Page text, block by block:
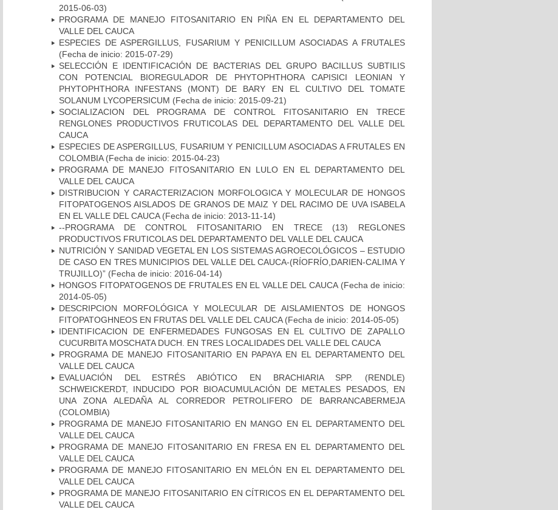
2015-06-03)
PROGRAMA DE MANEJO FITOSANITARIO EN PIÑA EN EL DEPARTAMENTO DEL
VALLE DEL CAUCA
ESPECIES DE ASPERGILLUS, FUSARIUM Y PENICILLUM ASOCIADAS A FRUTALES
(Fecha de inicio: 2015-07-29)
SELECCIÓN E IDENTIFICACIÓN DE BACTERIAS DEL GRUPO BACILLUS SUBTILIS
CON POTENCIAL BIOREGULADOR DE PHYTOPHTHORA CAPISICI LEONIAN Y
PHYTOPHTHORA INFESTANS (MONT) DE BARY EN EL CULTIVO DEL TOMATE
SOLANUM LYCOPERSICUM (Fecha de inicio: 2015-09-21)
SOCIALIZACION DEL PROGRAMA DE CONTROL FITOSANITARIO EN TRECE
RENGLONES PRODUCTIVOS FRUTICOLAS DEL DEPARTAMENTO DEL VALLE DEL
CAUCA
ESPECIES DE ASPERGILLUS, FUSARIUM Y PENICILLUM ASOCIADAS A FRUTALES EN
COLOMBIA(Fecha de inicio: 2015-04-23)
PROGRAMA DE MANEJO FITOSANITARIO EN LULO EN EL DEPARTAMENTO DEL
VALLE DEL CAUCA
DISTRIBUCION Y CARACTERIZACION MORFOLOGICA Y MOLECULAR DE HONGOS
FITOPATOGENOS AISLADOS DE GRANOS DE MAIZ Y DEL RACIMO DE UVA ISABELA
EN EL VALLE DEL CAUCA(Fecha de inicio: 2013-11-14)
--PROGRAMA DE CONTROL FITOSANITARIO EN TRECE (13) REGLONES
PRODUCTIVOS FRUTICOLAS DEL DEPARTAMENTO DEL VALLE DEL CAUCA
NUTRICIÓN Y SANIDAD VEGETAL EN LOS SISTEMAS AGROECOLÓGICOS – ESTUDIO
DE CASO EN TRES MUNICIPIOS DEL VALLE DEL CAUCA-(RÍOFRÍO,DARIEN-CALIMA Y
TRUJILLO)” (Fecha de inicio: 2016-04-14)
HONGOS FITOPATOGENOS DE FRUTALES EN EL VALLE DEL CAUCA(Fecha de inicio:
2014-05-05)
DESCRIPCION MORFOLÓGICA Y MOLECULAR DE AISLAMIENTOS DE HONGOS
FITOPATOGHNEOS EN FRUTAS DEL VALLE DEL CAUCA(Fecha de inicio: 2014-05-05)
IDENTIFICACION DE ENFERMEDADES FUNGOSAS EN EL CULTIVO DE ZAPALLO
CUCURBITA MOSCHATA DUCH. EN TRES LOCALIDADES DEL VALLE DEL CAUCA
PROGRAMA DE MANEJO FITOSANITARIO EN PAPAYA EN EL DEPARTAMENTO DEL
VALLE DEL CAUCA
EVALUACIÓN DEL ESTRÉS ABIÓTICO EN BRACHIARIA SPP. (RENDLE)
SCHWEICKERDT, INDUCIDO POR BIOACUMULACIÓN DE METALES PESADOS, EN
UNA ZONA ALEDAÑA AL CORREDOR PETROLIFERO DE BARRANCABERMEJA
(COLOMBIA)
PROGRAMA DE MANEJO FITOSANITARIO EN MANGO EN EL DEPARTAMENTO DEL
VALLE DEL CAUCA
PROGRAMA DE MANEJO FITOSANITARIO EN FRESA EN EL DEPARTAMENTO DEL
VALLE DEL CAUCA
PROGRAMA DE MANEJO FITOSANITARIO EN MELÓN EN EL DEPARTAMENTO DEL
VALLE DEL CAUCA
PROGRAMA DE MANEJO FITOSANITARIO EN CÍTRICOS EN EL DEPARTAMENTO DEL
VALLE DEL CAUCA